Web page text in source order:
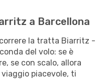
a Barcellona
la tratta Biarritz -
del volo: se è
se con scalo, allora
piacevole, ti